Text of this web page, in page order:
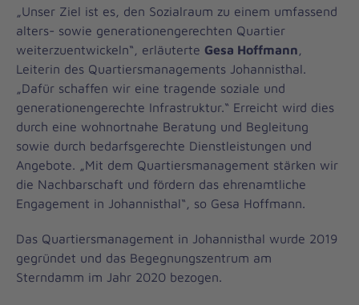
„Unser Ziel ist es, den Sozialraum zu einem umfassend
alters- sowie generationengerechten Quartier
weiterzuentwickeln“, erläuterte Gesa Hoffmann
Leiterin des Quartiersmanagements Johannisthal.
„Dafür schaffen wir eine tragende soziale und
generationengerechte Infrastruktur.“ Erreicht wird dies
durch eine wohnortnahe Beratung und Begleitung
sowie durch bedarfsgerechte Dienstleistungen und
Angebote. „Mit dem Quartiersmanagement stärken wir
die Nachbarschaft und fördern das ehrenamtliche
Engagement in Johannisthal“, so Gesa Hoffmann.
Das Quartiersmanagement in Johannisthal wurde 2019
gegründet und das Begegnungszentrum am
Sterndamm im Jahr 2020 bezogen.